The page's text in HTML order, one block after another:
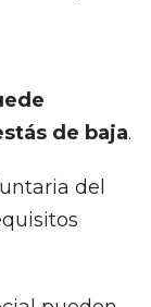
de baja.
del